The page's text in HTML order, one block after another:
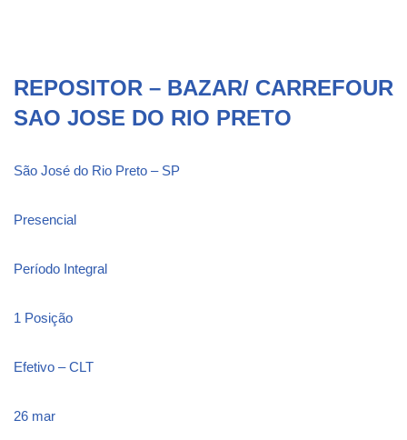
REPOSITOR – BAZAR/ CARREFOUR
SAO JOSE DO RIO PRETO
São José do Rio Preto – SP
Presencial
Período Integral
1 Posição
Efetivo – CLT
26 mar